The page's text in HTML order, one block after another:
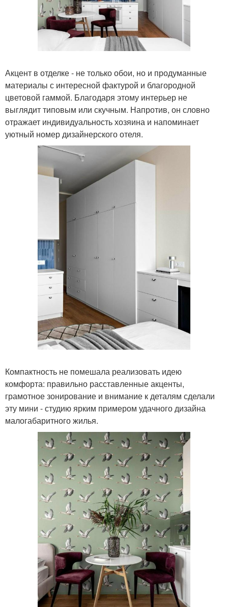
Акцент в отделке - не только обои, но и продуманные
материалы с интересной фактурой и благородной
цветовой гаммой. Благодаря этому интерьер не
выглядит типовым или скучным. Напротив, он словно
отражает индивидуальность хозяина и напоминает
уютный номер дизайнерского отеля.
Компактность не помешала реализовать идею
комфорта: правильно расставленные акценты,
грамотное зонирование и внимание к деталям сделали
эту мини - студию ярким примером удачного дизайна
малогабаритного жилья.